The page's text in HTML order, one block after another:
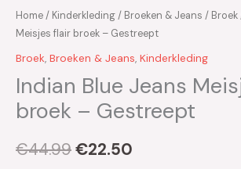
Home/ Kinderkleding/ Broeken & Jeans / Broek
Meisjes flair broek – Gestreept
Broek, Broeken & Jeans, Kinderkleding
Indian Blue Jeans
broek – Gestreept
€44.99€22.50